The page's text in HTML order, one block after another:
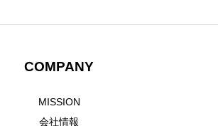
夏休み需
COMPANY
MISSION
会社情報